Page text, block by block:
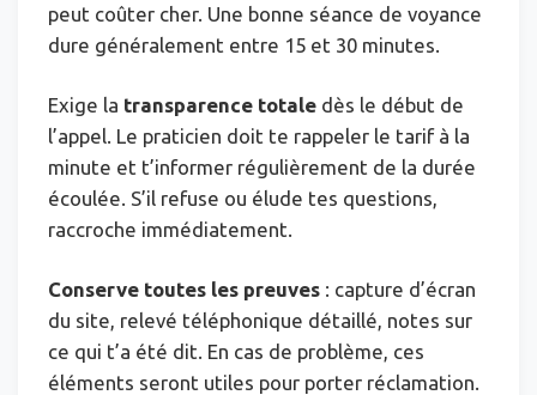
peut coûter cher. Une bonne séance de voyance
dure généralement entre 15 et 30 minutes.
Exige la transparence totale dès le début de
l’appel. Le praticien doit te rappeler le tarif à la
minute et t’informer régulièrement de la durée
écoulée. S’il refuse ou élude tes questions,
raccroche immédiatement.
Conserve toutes les preuves : capture d’écran
du site, relevé téléphonique détaillé, notes sur
ce qui t’a été dit. En cas de problème, ces
éléments seront utiles pour porter réclamation.